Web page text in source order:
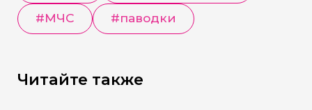
#МЧС #паводки
Читайте также